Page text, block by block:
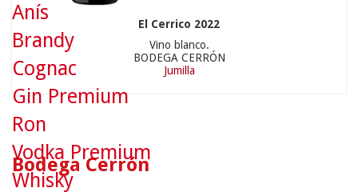
El Cerrico 2022
Vino blanco.
BODEGA CERRÓN
Jumilla
Bodega Cerrón
Anís
Brandy
Cognac
Gin Premium
Ron
Vodka Premium
Whisky